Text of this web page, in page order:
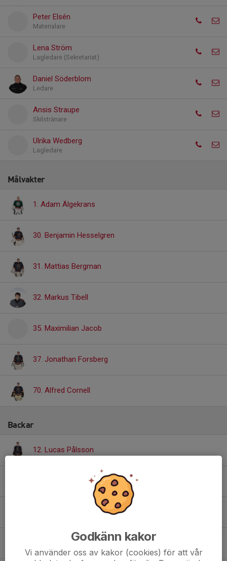
Peter Elsén
Materialare
Lena Ström
Lagledare (Sekretariat)
Daniel Söderblom
Ledare
Ansis Straupe
Skilstränare
Ulrika Wedberg
Lagledare
Målvakter
1. Adam Älgekrans
30. Benjamin Hesselgren
31. Mattias Bergman
32. Markus Tibell
35. Maximilian Jacob
37. Jonathan Forsberg
70. Alfred Cornell
Backar
12. Lucas Pålsson
25. David Aston Brånn
39. Wilmer JonssonGodkänn kakor
Vi använder oss av kakor (cookies) för att vår